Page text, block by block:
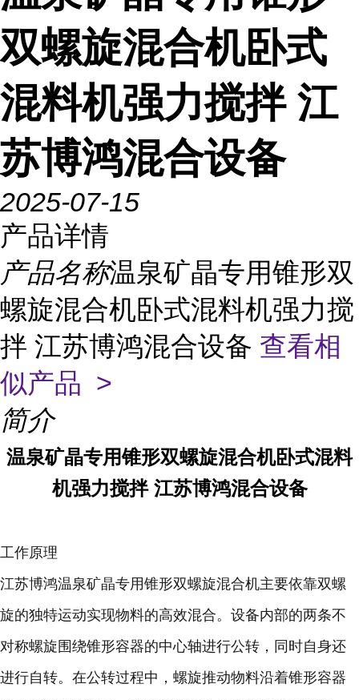
双螺旋混合机卧式
混料机强力搅拌 江
苏博鸿混合设备
2025-07-15
产品详情
产品名称温泉矿晶专用锥形双
螺旋混合机卧式混料机强力搅
拌 江苏博鸿混合设备 查看相
似产品 >
简介
温泉矿晶专用锥形双螺旋混合机卧式混料
机强力搅拌 江苏博鸿混合设备
工作原理
江苏博鸿温泉矿晶专用锥形双螺旋混合机主要依靠双螺
旋的独特运动实现物料的高效混合。设备内部的两条不
对称螺旋围绕锥形容器的中心轴进行公转，同时自身还
进行自转。在公转过程中，螺旋推动物料沿着锥形容器